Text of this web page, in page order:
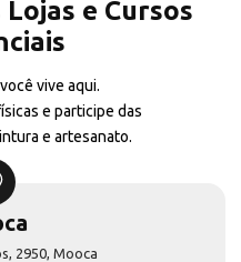
Lojas e Cursos
vive aqui.
e participe das
e artesanato.
2950, Mooca